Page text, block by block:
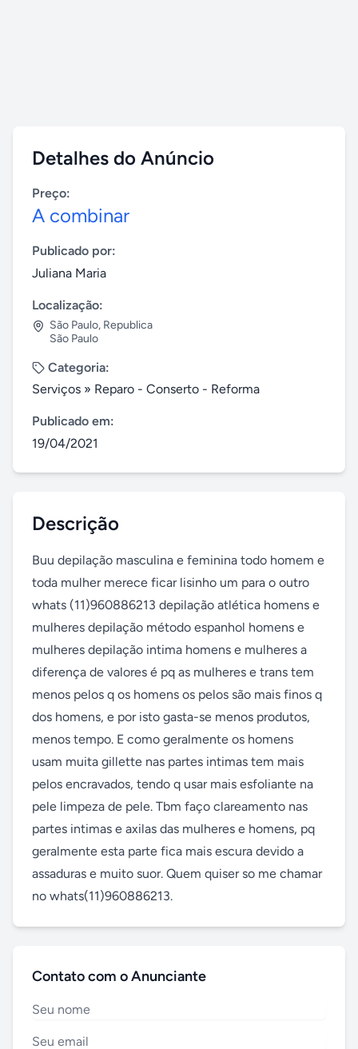
Detalhes do Anúncio
Preço:
A combinar
Publicado por:
Juliana Maria
Localização:
São Paulo, Republica
São Paulo
Categoria:
Serviços » Reparo - Conserto - Reforma
Publicado em:
19/04/2021
Descrição
Buu depilação masculina e feminina todo homem e
toda mulher merece ficar lisinho um para o outro
whats (11)960886213 depilação atlética homens e
mulheres depilação método espanhol homens e
mulheres depilação intima homens e mulheres a
diferença de valores é pq as mulheres e trans tem
menos pelos q os homens os pelos são mais finos q
dos homens, e por isto gasta-se menos produtos,
menos tempo. E como geralmente os homens
usam muita gillette nas partes intimas tem mais
pelos encravados, tendo q usar mais esfoliante na
pele limpeza de pele. Tbm faço clareamento nas
partes intimas e axilas das mulheres e homens, pq
geralmente esta parte fica mais escura devido a
assaduras e muito suor. Quem quiser so me chamar
no whats(11)960886213.
Contato com o Anunciante